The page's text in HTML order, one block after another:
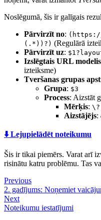
Noslēgumā, šis ir galīgais
Pārvirzīt no:
(.*))?) (Regulārā
Pārvirzīt uz:
Izslēgtais URL modelis
izteiksme)
Tveršanas grupas
Grupa: $3
Process: Aizstāt
Mērķis:
Aizstājējs:
⬇️ Lejupielādēt noteikumu
Šis ir tikai piemērs. Varat arī
risinātu katru problēmu. Tas
Previous
2. gadījums: Noņemiet
Next
Noteikumu iestatījumi